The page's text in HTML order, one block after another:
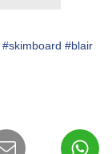
#skimboard #blair